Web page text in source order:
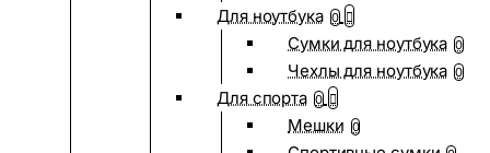
Для ноутбука 0
Сумки для ноутбука 0
Чехлы для ноутбука 0
Для спорта 0
Мешки 0